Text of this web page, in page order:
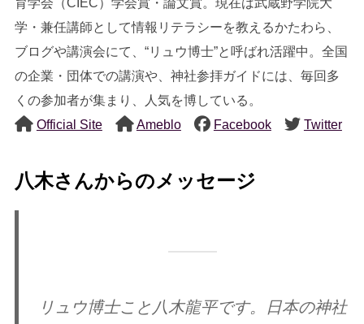
学・兼任講師として情報リテラシーを教えるかたわら、
ブログや講演会にて、“リュウ博士”と呼ばれ活躍中。全国
の企業・団体での講演や、神社参拝ガイドには、毎回多
くの参加者が集まり、人気を博している。
Official Site
Ameblo Facebook Twitter
八木さんからのメッセージ
リュウ博士こと八木龍平です。日本の神社